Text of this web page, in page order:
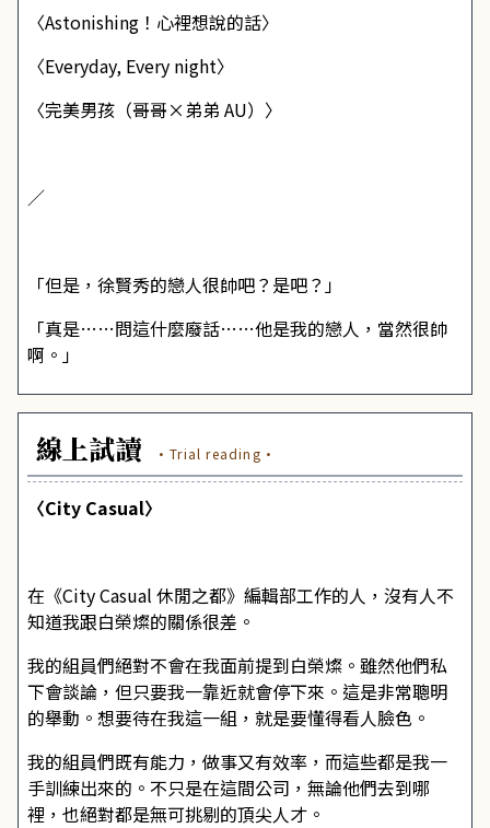
〈Astonishing！心裡想說的話〉
〈Everyday, Every night〉
〈完美男孩（哥哥×弟弟 AU）〉
／
「但是，徐賢秀的戀人很帥吧？是吧？」
「真是……問這什麼廢話……他是我的戀人，當然很帥
啊。」
線上試讀 ·Trial reading·
〈City Casual〉
在《City Casual 休閒之都》編輯部工作的人，沒有人不
知道我跟白榮燦的關係很差。
我的組員們絕對不會在我面前提到白榮燦。雖然他們私
下會談論，但只要我一靠近就會停下來。這是非常聰明
的舉動。想要待在我這一組，就是要懂得看人臉色。
我的組員們既有能力，做事又有效率，而這些都是我一
手訓練出來的。不只是在這間公司，無論他們去到哪
裡，也絕對都是無可挑剔的頂尖人才。